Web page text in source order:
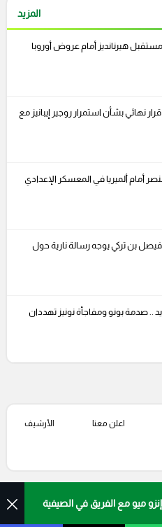
المزيد
هيرنانديز أمام عروض أوروبا
نهائي بشأن استمرار روجير إيبانيز مع
أمام ألميريا في المعسكر الإعدادي
بن تركي يوجه رسالة نارية حول
.. صدمة بونو ومفاجأة نونيز تهددان
ميو مع الفريق في الصيفية
اعلن معنا الأرشيف